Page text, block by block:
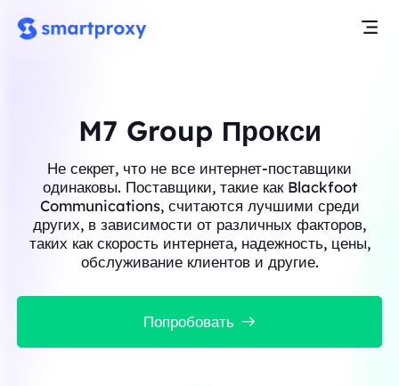
M7 Group Прокси
Не секрет, что не все интернет-поставщики
одинаковы. Поставщики, такие как Blackfoot
Communications, считаются лучшими среди
других, в зависимости от различных факторов,
таких как скорость интернета, надежность, цены,
обслуживание клиентов и другие.
Попробовать